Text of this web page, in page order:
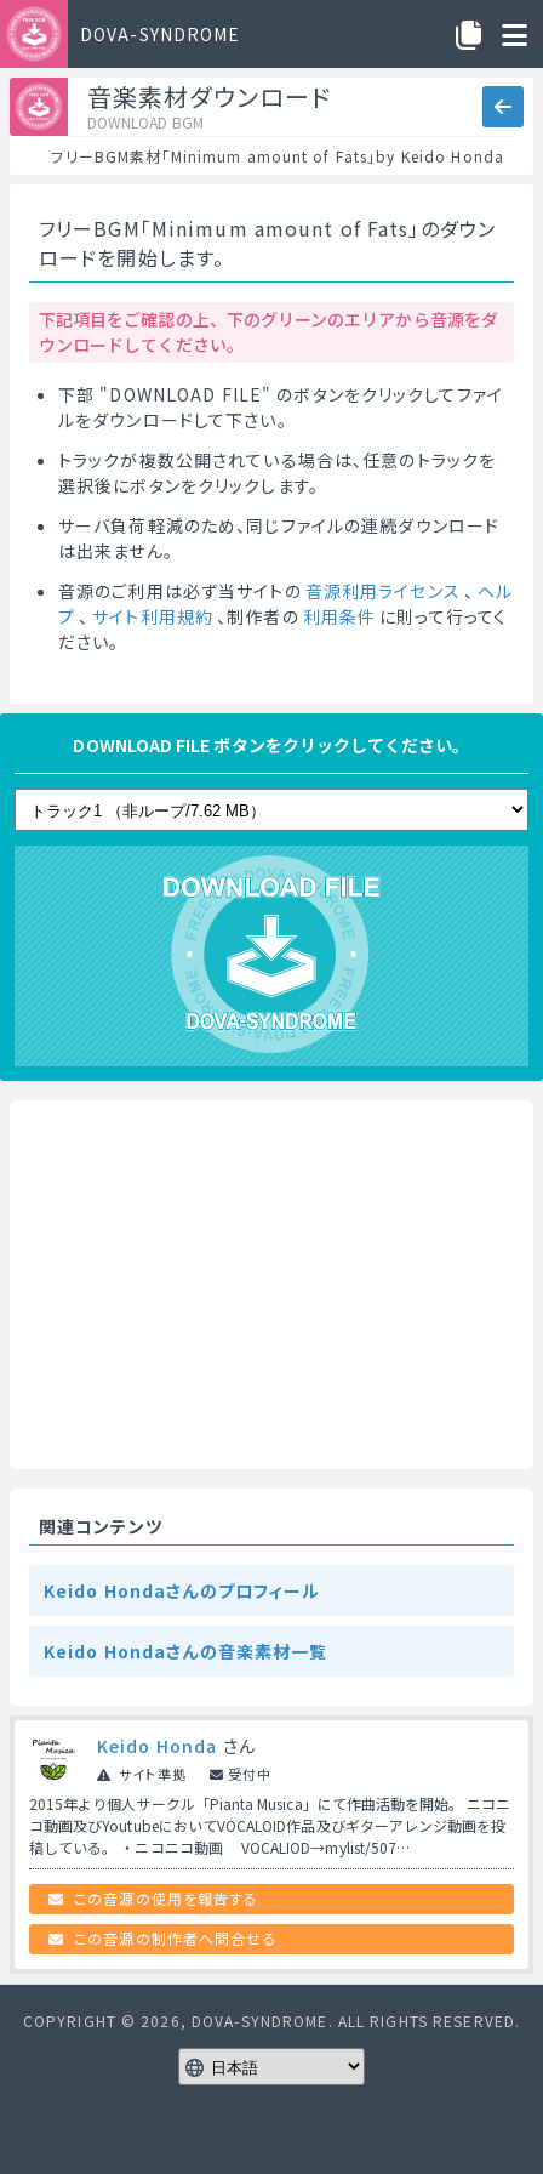
DOVA-SYNDROME
音楽素材ダウンロード
DOWNLOAD BGM
フリーBGM素材「Minimum amount of Fats」by Keido Honda
フリーBGM「Minimum amount of Fats」のダウン
ロードを開始します。
下記項目をご確認の上、下のグリーンのエリアから音源をダ
ウンロードしてください。
下部 "DOWNLOAD FILE" のボタンをクリックしてファイ
ルをダウンロードして下さい。
トラックが複数公開されている場合は、任意のトラックを
選択後にボタンをクリックします。
サーバ負荷軽減のため、同じファイルの連続ダウンロード
は出来ません。
音源のご利用は必ず当サイトの 音源利用ライセンス 、 ヘル
プ 、 サイト利用規約 、制作者の 利用条件 に則って行ってく
ださい。
DOWNLOAD FILE ボタンをクリックしてください。
関連コンテンツ
Keido Hondaさんのプロフィール
Keido Hondaさんの音楽素材一覧
Keido Honda さん
サイト準拠 受付中
2015年より個人サークル「Pianta Musica」にて作曲活動を開始。 ニコニ
コ動画及びYoutubeにおいてVOCALOID作品及びギターアレンジ動画を投
稿している。 ・ニコニコ動画 VOCALIOD→mylist/507…
この音源の使用を報告する
この音源の制作者へ問合せる
COPYRIGHT © 2026, DOVA-SYNDROME. ALL RIGHTS RESERVED.